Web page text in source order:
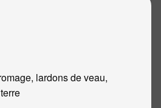
lardons de veau,